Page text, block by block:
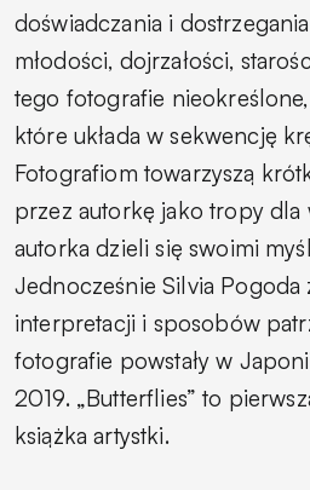
doświadczania i
młodości, dojrzałości,
tego fotografie
które układa w sekwencję
Fotografiom towarzyszą
przez autorkę jako tropy
autorka dzieli się swoimi
Jednocześnie Silvia Pogoda
interpretacji i sposobów
fotografie powstały w
2019. „Butterflies” to
książka artystki.